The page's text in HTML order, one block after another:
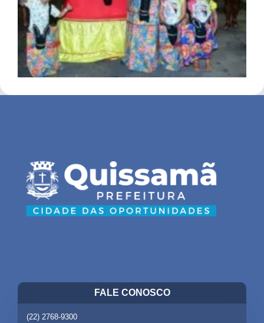
FALE CONOSCO
(22) 2768-9300